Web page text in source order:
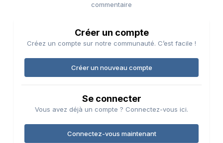
commentaire
Créer un compte
Créez un compte sur notre communauté. C’est facile !
Créer un nouveau compte
Se connecter
Vous avez déjà un compte ? Connectez-vous ici.
Connectez-vous maintenant